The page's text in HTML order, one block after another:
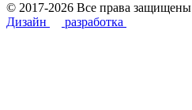
© 2017-2026 Все права защищены
Дизайн
разработка